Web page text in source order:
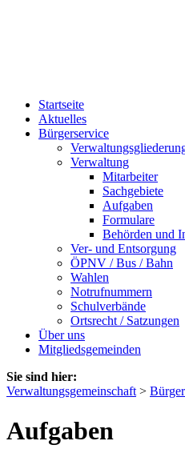
Startseite
Aktuelles
Bürgerservice
Verwaltung
Mitarbeiter
Sachgebiete
Aufgaben
Formulare
Behörden und
Ver- und Entsorgung
ÖPNV / Bus / Bahn
Wahlen
Notrufnummern
Schulverbände
Ortsrecht / Satzungen
Über uns
Mitgliedsgemeinden
Sie sind hier:
Verwaltungsgemeinschaft >
Aufgaben